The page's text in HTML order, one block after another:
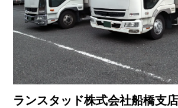
ランスタッド株式会社船橋支